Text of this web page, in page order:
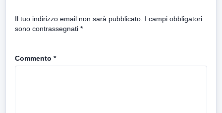
Il tuo indirizzo email non sarà pubblicato. I campi obbligatori
sono contrassegnati *
Commento *